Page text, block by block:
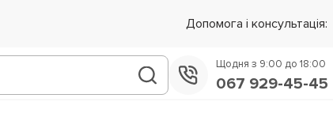
Допомога і консультація:
Щодня з 9:00 до 18:00
067 929-45-45